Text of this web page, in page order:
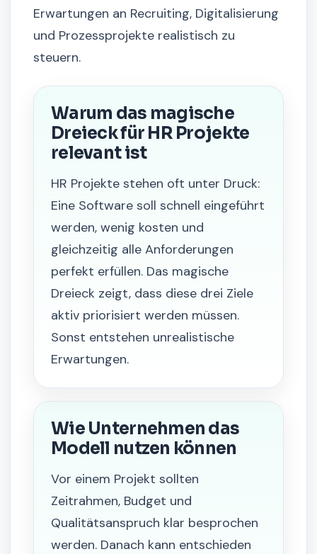
Erwartungen an Recruiting, Digitalisierung
und Prozessprojekte realistisch zu
steuern.
Warum das magische
Dreieck für HR Projekte
relevant ist
HR Projekte stehen oft unter Druck:
Eine Software soll schnell eingeführt
werden, wenig kosten und
gleichzeitig alle Anforderungen
perfekt erfüllen. Das magische
Dreieck zeigt, dass diese drei Ziele
aktiv priorisiert werden müssen.
Sonst entstehen unrealistische
Erwartungen.
Wie Unternehmen das
Modell nutzen können
Vor einem Projekt sollten
Zeitrahmen, Budget und
Qualitätsanspruch klar besprochen
werden. Danach kann entschieden